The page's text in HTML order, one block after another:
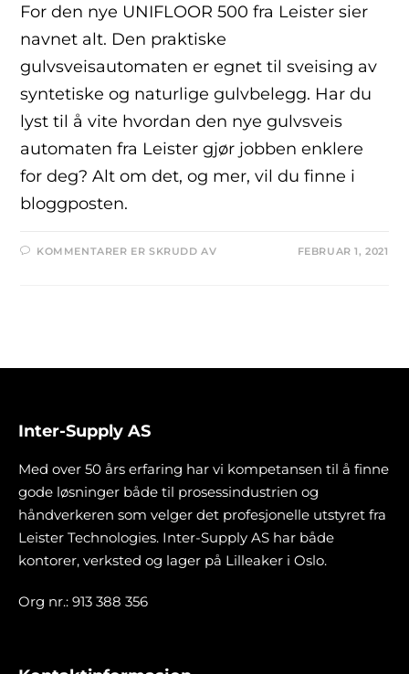
For den nye UNIFLOOR 500 fra Leister sier
navnet alt. Den praktiske
gulvsveisautomaten er egnet til sveising av
syntetiske og naturlige gulvbelegg. Har du
lyst til å vite hvordan den nye gulvsveis
automaten fra Leister gjør jobben enklere
for deg? Alt om det, og mer, vil du finne i
bloggposten.
KOMMENTARER ER SKRUDD AV FEBRUAR 1, 2021
Inter-Supply AS
Med over 50 års erfaring har vi kompetansen til å finne
gode løsninger både til prosessindustrien og
håndverkeren som velger det profesjonelle utstyret fra
Leister Technologies. Inter-Supply AS har både
kontorer, verksted og lager på Lilleaker i Oslo.
Org nr.: 913 388 356